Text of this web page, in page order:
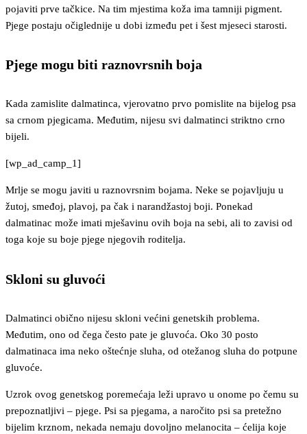
pojaviti prve tačkice. Na tim mjestima koža ima tamniji pigment.
Pjege postaju očiglednije u dobi između pet i šest mjeseci starosti.
Pjege mogu biti raznovrsnih boja
Kada zamislite dalmatinca, vjerovatno prvo pomislite na bijelog psa
sa crnom pjegicama. Međutim, nijesu svi dalmatinci striktno crno
bijeli.
[wp_ad_camp_1]
Mrlje se mogu javiti u raznovrsnim bojama. Neke se pojavljuju u
žutoj, smeđoj, plavoj, pa čak i narandžastoj boji. Ponekad
dalmatinac može imati mješavinu ovih boja na sebi, ali to zavisi od
toga koje su boje pjege njegovih roditelja.
Skloni su gluvoći
Dalmatinci obično nijesu skloni većini genetskih problema.
Međutim, ono od čega često pate je gluvoća. Oko 30 posto
dalmatinaca ima neko oštećnje sluha, od otežanog sluha do potpune
gluvoće.
Uzrok ovog genetskog poremećaja leži upravo u onome po čemu su
prepoznatljivi – pjege. Psi sa pjegama, a naročito psi sa pretežno
bijelim krznom, nekada nemaju dovoljno melanocita – ćelija koje